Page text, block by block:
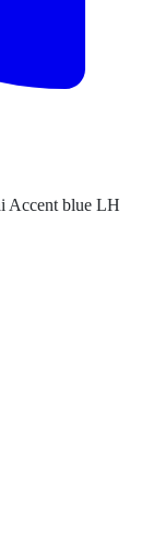
Accent blue LH